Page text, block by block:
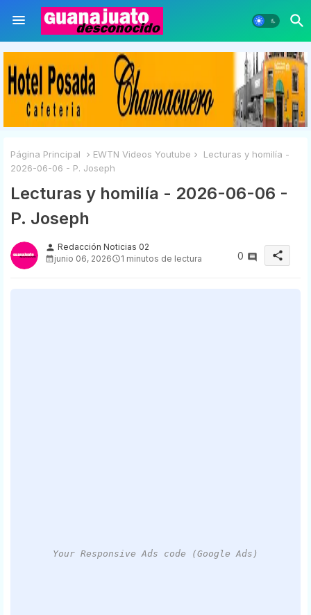
Página Principal EWTN Videos Youtube
Lecturas y homilía -
2026-06-06 - P. Joseph
Lecturas y homilía - 2026-06-06 -
P. Joseph
person Redacción Noticias 02
junio 06, 2026
1 minutos de lectura 0 share
Your Responsive Ads code (Google Ads)